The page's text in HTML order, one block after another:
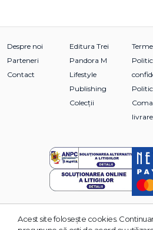
Despre noi
Parteneri
Contact
Editura Trei
Pandora M
Lifestyle
Publishing
Colecții
© 2026 Grupul Editorial TREI.
Acest site foloseşte cookies.